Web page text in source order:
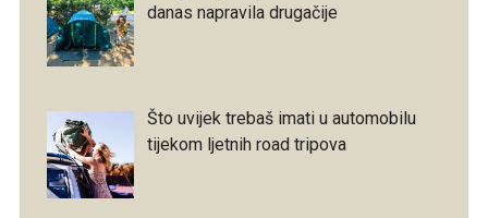
danas napravila drugačije
Što uvijek trebaš imati u automobilu
tijekom ljetnih road tripova